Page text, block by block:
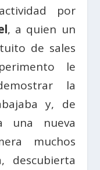
por
​, a quien un
de sales
le
la
y, de
una nueva
muchos
descubierta